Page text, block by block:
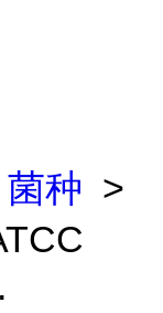
菌种 >